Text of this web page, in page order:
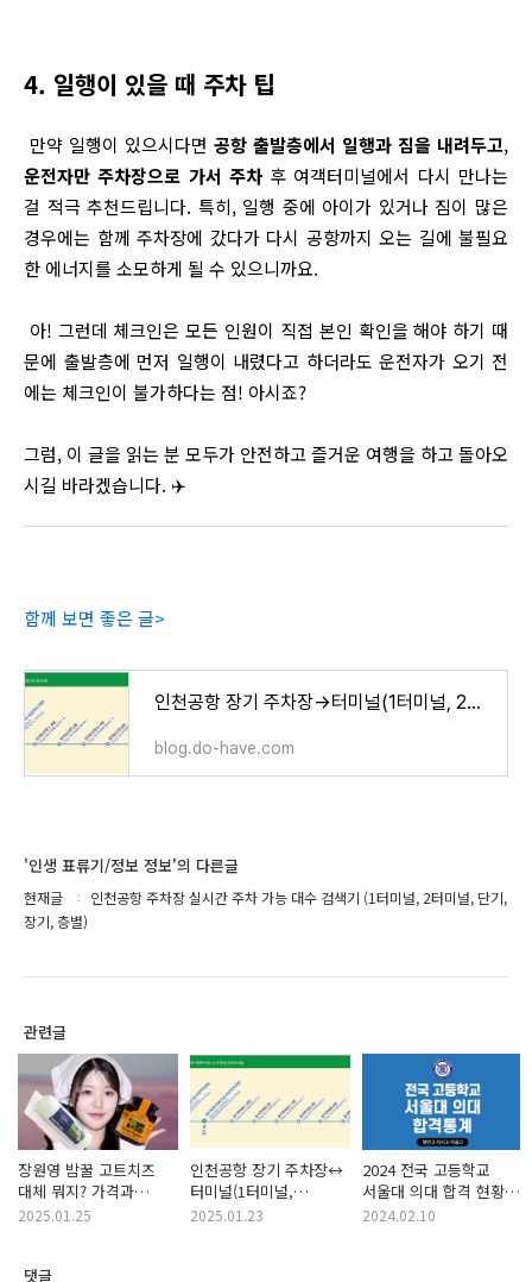
4. 일행이 있을 때 주차 팁
만약 일행이 있으시다면 공항 출발층에서 일행과 짐을 내려두고,
운전자만 주차장으로 가서 주차후 여객터미널에서 다시 만나는
걸 적극 추천드립니다. 특히, 일행 중에 아이가 있거나 짐이 많은
경우에는 함께 주차장에 갔다가 다시 공항까지 오는 길에 불필요
한 에너지를 소모하게 될 수 있으니까요.
아! 그런데 체크인은 모든 인원이 직접 본인 확인을 해야 하기 때
문에 출발층에 먼저 일행이 내렸다고 하더라도 운전자가 오기 전
에는 체크인이 불가하다는 점! 아시죠?
그럼, 이 글을 읽는 분 모두가 안전하고 즐거운 여행을 하고 돌아오
시길 바라겠습니다. ✈️
함께 보면 좋은 글>
인천공항 장기 주차장→터미널(1터미널, 2터미널) 가는 공항버스 셔틀 노선, 위치, 시간
blog.do-have.com
'인생 표류기/정보 정보'의 다른글
현재글
인천공항 주차장 실시간 주차 가능 대수 검색기 (1터미널, 2터미널, 단기,
장기, 층별)
관련글
장원영 밤꿀 고트치즈
대체 뭐지? 가격과
최저가 판매처까지 정리
2025.01.25
인천공항 장기 주차장↔
터미널(1터미널,
2터미널) 가는 공항버스
2025.01.23
2024 전국 고등학교
서울대 의대 합격 현황
(지역별 고등학교 분석)
2024.02.10
댓글